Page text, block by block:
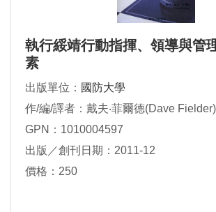
執行綏靖行動指揮、領導與管
素
出版單位： 國防大學
作/編/譯者：戴夫‧菲爾德(Dave
GPN：1010004597
出版／創刊日期：2011-12
價格：250